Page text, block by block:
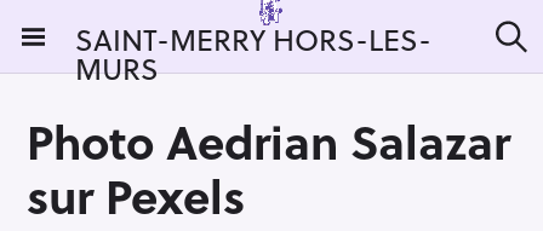
i
SAINT-MERRY HORS-LES-
MURS e
e
Photo Aedrian Salazar
sur Pexels